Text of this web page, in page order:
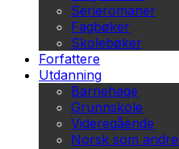
Serieromaner
Fagbøker
Skolebøker
Forfattere
Utdanning
Barnehage
Grunnskole
Videregående
Norsk som